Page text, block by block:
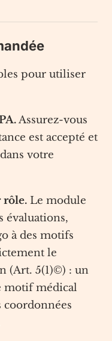
pour utiliser
Assurez-vous
est accepté et
votre
rôle. Le module
évaluations,
à des motifs
le
(Art. 5(1)©) : un
motif médical
coordonnées